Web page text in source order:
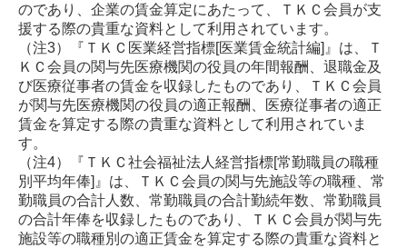
のであり、企業の賃金算定にあたって、ＴＫＣ会員が支
援する際の貴重な資料として利用されています。
（注3）
『ＴＫＣ医業経営指標[医業賃金統計編]』は、Ｔ
ＫＣ会員の関与先医療機関の役員の年間報酬、退職金及
び医療従事者の賃金を収録したものであり、ＴＫＣ会員
が関与先医療機関の役員の適正報酬、医療従事者の適正
賃金を算定する際の貴重な資料として利用されていま
す。
（注4）
『ＴＫＣ社会福祉法人経営指標[常勤職員の職種
別平均年俸]』は、ＴＫＣ会員の関与先施設等の職種、常
勤職員の合計人数、常勤職員の合計勤続年数、常勤職員
の合計年俸を収録したものであり、ＴＫＣ会員が関与先
施設等の職種別の適正賃金を算定する際の貴重な資料と